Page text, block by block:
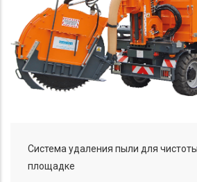
Система удаления пыли для
площадке